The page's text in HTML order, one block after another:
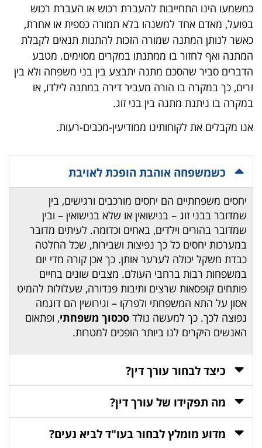
כמשמעו הינו התחייבות להעברת רכוש או העברת רכוש
בפועל, מאדם אחד למשנהו בלא תמורה כספית או אחרת,
כאשר לנותן המתנה שמורה הזכות להתנות תנאים לקבלת
המתנה ואף לחזור בו ממתנתו במקרים מסוימים. מטבע
הדברים סביר שהסכם מתנה יתבצע בין בני משפחה ולא בין
זרים, כך במקרה בו הורה מעביר דירה במתנה לילדו, או
במקרה בו ניתנת מתנה בין בני זוג.
אנו מקבלים את לקוחותינו ממודיעין-מכבים-רעות.
כשמשפחה אוהבת הופכת לאויבת
יחסים משפחתיים הם יחסים מורכבים ורגישים, בין
שמדובר בבני זוג – בנישואין או שלא בנישואין – ובין
שמדובר בהורים וילדים, באחים וכדומה. לעיתים מדובר
במערכות יחסים כל כך נפיצות ושבירות, שכל החלטה
כבדת משקל יכולה לערער אותן. כך אכן קורה מדי יום
במשפחות רבות ברחבי העולם. מצבים שונים בחיים
פותחים קופסאות שרצים ותיבות פנדורה, שעלולות להמיט
אסון על התא המשפחתי ולפרקו – וגירושין הם דוגמה
נפוצה לכך. כך למעשה נולד סכסוך משפחתי, ופתאום
האנשים היקרים לנו ביותר הופכים למטרות.
כיצד לבחור עורך דין?
מה תפקידו של עורך דין?
מדוע מומלץ לבחור בעו"ד לביא נעים?